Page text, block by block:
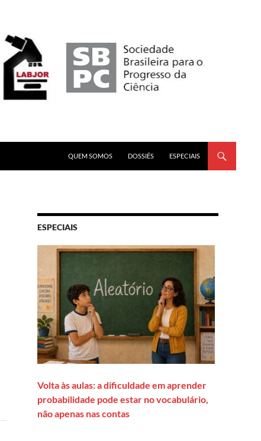
QUEM SOMOS
DOSSIÊS ESPECIAIS
ESPECIAIS
Volta às aulas: a dificuldade em aprender
probabilidade pode estar no vocabulário,
não apenas nas contas